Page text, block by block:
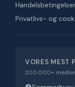
Handelsbetingelser
Privatlivs- og
VORES MEST
200.000+